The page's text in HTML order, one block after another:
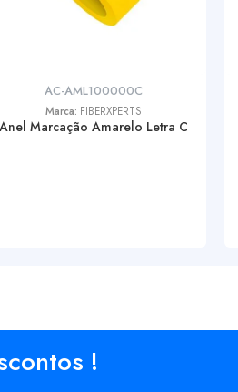
AC-AML100000C
Marca: FIBERXPERTS
Anel Marcação Amarelo Letra C
!